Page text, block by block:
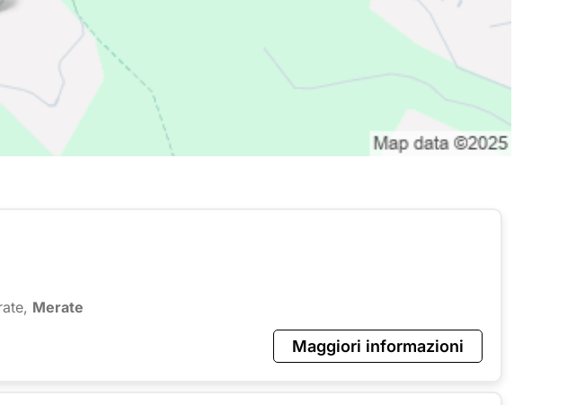
Merate
Maggiori informazioni